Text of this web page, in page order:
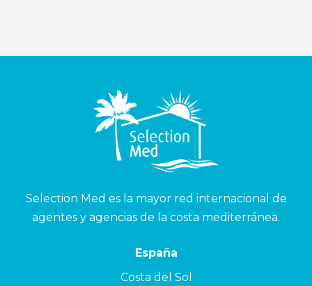
Selection Med es la mayor red internacional de
agentes y agencias de la costa mediterránea.
España
Costa del Sol